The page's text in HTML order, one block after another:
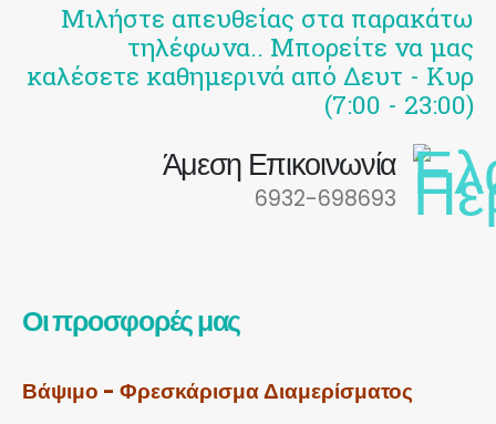
Μιλήστε απευθείας στα παρακάτω
τηλέφωνα.. Μπορείτε να μας
καλέσετε καθημερινά από Δευτ - Κυρ
(7:00 - 23:00)
Άμεση Επικοινωνία
6932-698693
Οι προσφορές μας
Βάψιμο - Φρεσκάρισμα Διαμερίσματος